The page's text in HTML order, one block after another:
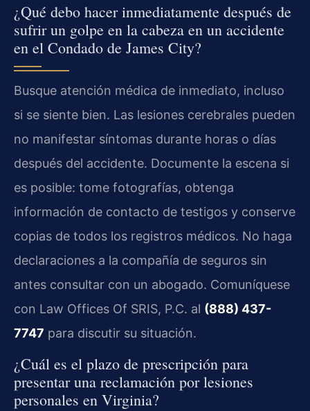
¿Qué debo hacer inmediatamente después de
sufrir un golpe en la cabeza en un accidente
en el Condado de James City?
Busque atención médica de inmediato, incluso
si se siente bien. Las lesiones cerebrales pueden
no manifestar síntomas durante horas o días
después del accidente. Documente la escena si
es posible: tome fotografías, obtenga
información de contacto de testigos y conserve
copias de todos los registros médicos. No haga
declaraciones a la compañía de seguros sin
antes consultar con un abogado. Comuníquese
con Law Offices Of SRIS, P.C. al (888) 437-
7747 para discutir su situación.
¿Cuál es el plazo de prescripción para
presentar una reclamación por lesiones
personales en Virginia?